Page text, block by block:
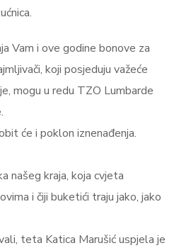
Vam i ove godine bonove za
koji posjeduju važeće
mogu u redu TZO Lumbarde
će i poklon iznenađenja.
našeg kraja, koja cvjeta
i čiji buketići traju jako, jako
teta Katica Marušić uspjela je